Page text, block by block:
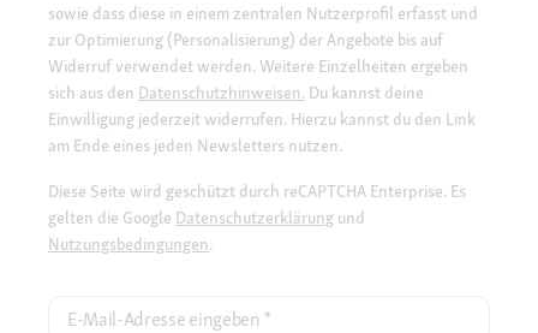
sowie dass diese in einem zentralen Nutzerprofil erfasst und
zur Optimierung (Personalisierung) der Angebote bis auf
Widerruf verwendet werden. Weitere Einzelheiten ergeben
sich aus den Datenschutzhinweisen. Du kannst deine
Einwilligung jederzeit widerrufen. Hierzu kannst du den Link
am Ende eines jeden Newsletters nutzen.
Diese Seite wird geschützt durch reCAPTCHA Enterprise. Es
gelten die Google Datenschutzerklärung und
Nutzungsbedingungen.
E-Mail-Adresse eingeben *